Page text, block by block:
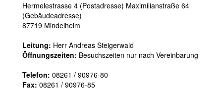
Hermelestrasse 4 (Postadresse) Maximilianstraße 64
(Gebäudeadresse)
87719 Mindelheim
Leitung: Herr Andreas Steigerwald
Öffnungszeiten: Besuchszeiten nur nach Vereinbarung
Telefon: 08261 / 90976-80
Fax: 08261 / 90976-85